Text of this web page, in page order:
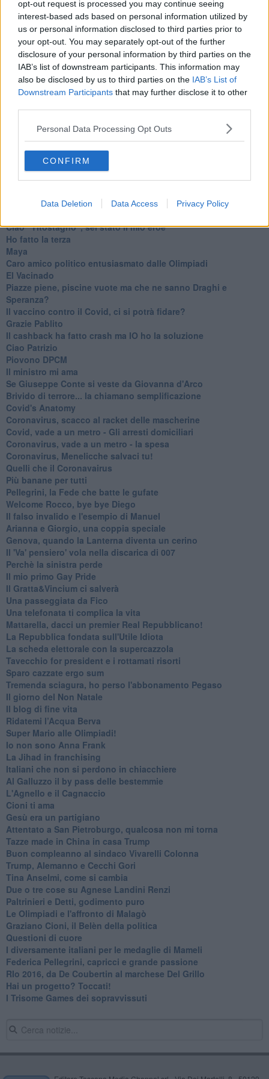
opt-out request is processed you may continue seeing
interest-based ads based on personal information utilized by
us or personal information disclosed to third parties prior to
your opt-out. You may separately opt-out of the further
disclosure of your personal information by third parties on the
IAB’s list of downstream participants. This information may
also be disclosed by us to third parties on the IAB’s List of
Downstream Participants that may further disclose it to other
Personal Data Processing Opt Outs
CONFIRM
Data Deletion Data Access Privacy Policy
colpi di gambe a rana ci regalino qualche altra lacrima di gioia.
Franco Bonciani
Se vuoi leggere le notizie principali della Toscana iscriviti alla
Newsletter QUInews - ToscanaMedia.Arriva gratis tutti i giorni
alle 20:00 direttamente nella tua casella di posta.
Basta cliccareQUI
Ti potrebbe interessare anche:
Volo Firenze-Barcellona, storia assurda di 12 valigie
Ciao "Titostagno", sei stato il mio eroe
Ho fatto la terza
Maya
Caro amico politico entusiasmato dalle Olimpiadi
El Vacinado
Piazze piene, piscine vuote ma che ne sanno Draghi e
Speranza?
​Il vaccino contro il Covid, ci si potrà fidare?
Grazie Pablito
Il cashback ha fatto crash ma IO ho la soluzione
Ciao Patrizio
Piovono DPCM
Il ministro mi ama
Se Giuseppe Conte si veste da Giovanna d'Arco
Brivido di terrore... la chiamano semplificazione
Covid's Anatomy
Coronavirus, scacco al racket delle mascherine
Covid, vade a un metro - Gli arresti domiciliari
Coronavirus, vade a un metro - la spesa
Coronavirus, Menelicche salvaci tu!
Quelli che il Coronavairus
Più banane per tutti
Pellegrini, la Fede che batte le gufate
Welcome Rocco, bye bye Diego
Il falso invalido e l'esempio di Manuel
Arianna e Giorgio, una coppia speciale
Genova, quando la Lanterna diventa un cerino
Il 'Va' pensiero' vola nella discarica di 007
Perchè la sinistra perde
Il mio primo Gay Pride
Il Gratta&Vincium ci salverà
Una passeggiata da Fico
Una telefonata ti complica la vita
Mattarella, dacci un premier Real Repubblicano!
La Repubblica fondata sull'Utile Idiota
La scheda elettorale con la supercazzola
Tavecchio for president e i rottamati risorti
Sparo cazzate ergo sum
Tremenda sciagura, ho perso l'abbonamento Pegaso
Il giorno del Non Natale
Il blog di fine vita
​Ridatemi l’Acqua Berva
Super Mario alle Olimpiadi!
Io non sono Anna Frank
​La Jihad in franchising
Italiani che non si perdono in chiacchiere
Al Galluzzo il by pass delle bestemmie
L'Agnello e il Cagnaccio
Cioni ti ama
​Gesù era un partigiano
Attentato a San Pietroburgo, qualcosa non mi torna
Tazze made in China in casa Trump
Buon compleanno al sindaco Vivarelli Colonna
Trump, Alemanno e Cecchi Gori
Tina Anselmi, come si cambia
Due o tre cose su Agnese Landini Renzi
Paltrinieri e Detti, godimento puro
Le Olimpiadi e l'affronto di Malagò
Graziano Cioni, il Belèn della politica
Questioni di cuore
I diversamente italiani per le medaglie di Mameli
Federica Pellegrini, capricci e grande passione
RIo 2016, da De Coubertin al marchese Del Grillo
​Hai un progetto? Toccati!
​I Trisome Games dei sopravvissuti